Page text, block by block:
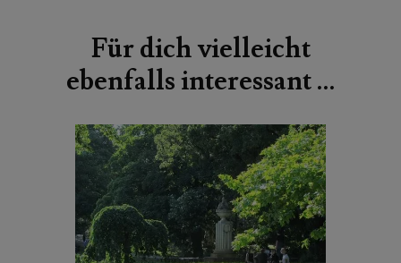
Für dich vielleicht
ebenfalls interessant …